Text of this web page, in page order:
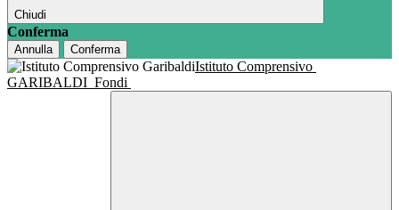
Chiudi
Conferma
Annulla Conferma
Istituto Comprensivo
GARIBALDI Fondi